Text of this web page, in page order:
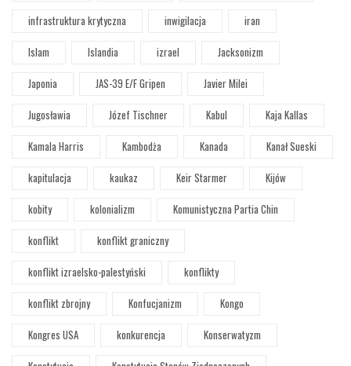
infrastruktura krytyczna
inwigilacja
iran
Islam
Islandia izrael
Jacksonizm
Japonia
JAS-39 E/F Gripen
Javier Milei
Jugosławia
Józef Tischner Kabul
Kaja Kallas
Kamala Harris
Kambodża Kanada
Kanał Sueski
kapitulacja
kaukaz Keir Starmer
Kijów
kobity
kolonializm
Komunistyczna Partia Chin
konflikt
konflikt graniczny
konflikt izraelsko-palestyński
konflikty
konflikt zbrojny
Konfucjanizm
Kongo
Kongres USA
konkurencja
Konserwatyzm